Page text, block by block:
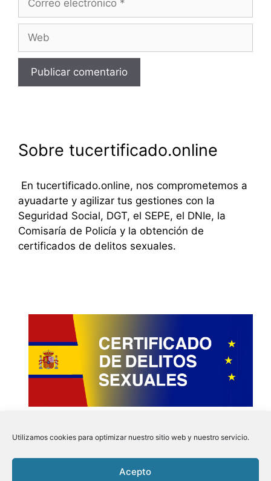
Utilizamos cookies para optimizar nuestro sitio web y nuestro servicio.
Acepto
Web
Sobre tucertificado.online
En tucertificado.online, nos comprometemos a
ayuadarte y agilizar tus gestiones con la
Seguridad Social, DGT, el SEPE, el DNIe, la
Comisaría de Policía y la obtención de
certificados de delitos sexuales.